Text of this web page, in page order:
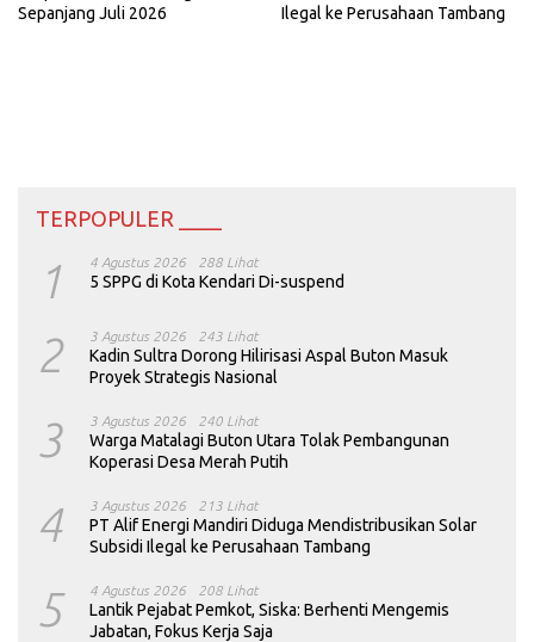
Sepanjang Juli 2026
Ilegal ke Perusahaan Tambang
TERPOPULER ____
1 4 Agustus 2026 288 Lihat
5 SPPG di Kota Kendari Di-suspend
2 3 Agustus 2026 243 Lihat
Kadin Sultra Dorong Hilirisasi Aspal Buton Masuk
Proyek Strategis Nasional
3 3 Agustus 2026 240 Lihat
Warga Matalagi Buton Utara Tolak Pembangunan
Koperasi Desa Merah Putih
4 3 Agustus 2026 213 Lihat
PT Alif Energi Mandiri Diduga Mendistribusikan Solar
Subsidi Ilegal ke Perusahaan Tambang
5 4 Agustus 2026 208 Lihat
Lantik Pejabat Pemkot, Siska: Berhenti Mengemis
Jabatan, Fokus Kerja Saja